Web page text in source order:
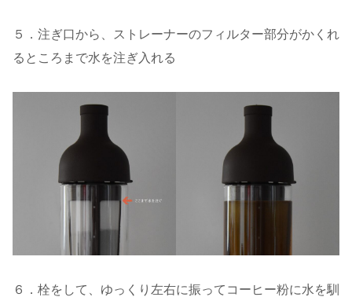
５．注ぎ口から、ストレーナーのフィルター部分がかくれ
るところまで水を注ぎ入れる
６．栓をして、ゆっくり左右に振ってコーヒー粉に水を馴